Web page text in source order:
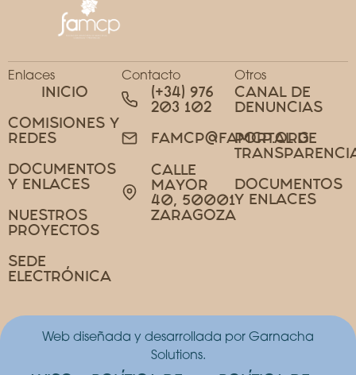
Enlaces
INICIO
COMISIONES Y
REDES
DOCUMENTOS
Y ENLACES
NUESTROS
PROYECTOS
SEDE
ELECTRÓNICA
Contacto
(+34) 976
203 102
FAMCP@FAMCP.ORG
CALLE
MAYOR
40, 50001
ZARAGOZA
Otros
CANAL DE
DENUNCIAS
PORTAL DE
DOCUMENTOS
Y ENLACES
Web diseñada y desarrollada por Garnacha
Solutions.